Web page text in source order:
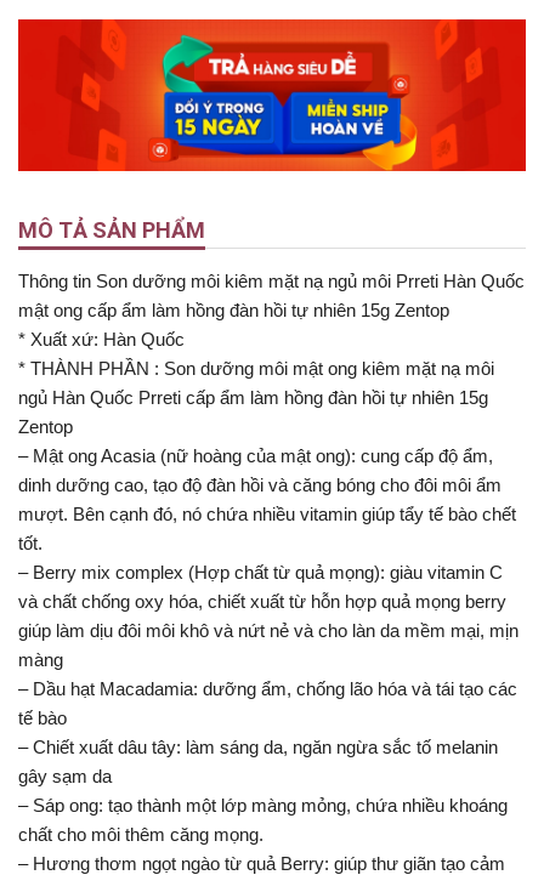
MÔ TẢ SẢN PHẨM
Thông tin Son dưỡng môi kiêm mặt nạ ngủ môi Prreti Hàn Quốc
mật ong cấp ẩm làm hồng đàn hồi tự nhiên 15g Zentop
* Xuất xứ: Hàn Quốc
* THÀNH PHẦN : Son dưỡng môi mật ong kiêm mặt nạ môi
ngủ Hàn Quốc Prreti cấp ẩm làm hồng đàn hồi tự nhiên 15g
Zentop
– Mật ong Acasia (nữ hoàng của mật ong): cung cấp độ ẩm,
dinh dưỡng cao, tạo độ đàn hồi và căng bóng cho đôi môi ẩm
mượt. Bên cạnh đó, nó chứa nhiều vitamin giúp tẩy tế bào chết
tốt.
– Berry mix complex (Hợp chất từ quả mọng): giàu vitamin C
và chất chống oxy hóa, chiết xuất từ hỗn hợp quả mọng berry
giúp làm dịu đôi môi khô và nứt nẻ và cho làn da mềm mại, mịn
màng
– Dầu hạt Macadamia: dưỡng ẩm, chống lão hóa và tái tạo các
tế bào
– Chiết xuất dâu tây: làm sáng da, ngăn ngừa sắc tố melanin
gây sạm da
– Sáp ong: tạo thành một lớp màng mỏng, chứa nhiều khoáng
chất cho môi thêm căng mọng.
– Hương thơm ngọt ngào từ quả Berry: giúp thư giãn tạo cảm